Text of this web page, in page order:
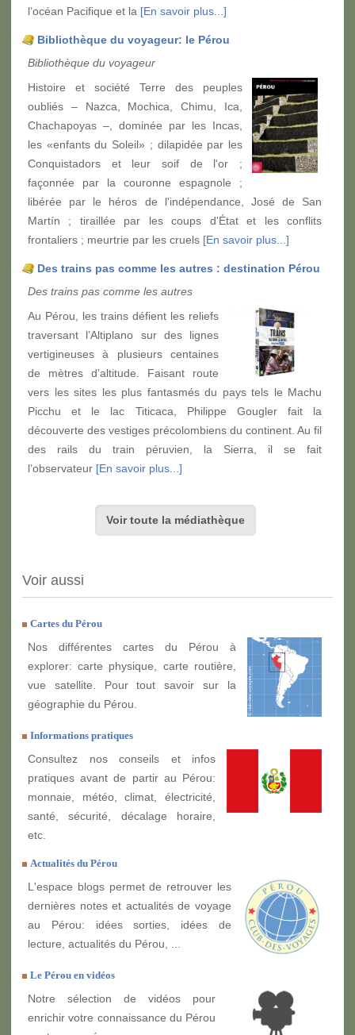
l’océan Pacifique et la [En savoir plus...]
Bibliothèque du voyageur: le Pérou
Bibliothèque du voyageur
Histoire et société Terre des peuples
oubliés – Nazca, Mochica, Chimu, Ica,
Chachapoyas –, dominée par les Incas,
les «enfants du Soleil» ; dilapidée par les
Conquistadors et leur soif de l'or ;
façonnée par la couronne espagnole ;
libérée par le héros de l'indépendance, José de San
Martín ; tiraillée par les coups d'État et les conflits
frontaliers ; meurtrie par les cruels [En savoir plus...]
Des trains pas comme les autres : destination Pérou
Des trains pas comme les autres
Au Pérou, les trains défient les reliefs
traversant l’Altiplano sur des lignes
vertigineuses à plusieurs centaines
de mètres d’altitude. Faisant route
vers les sites les plus fantasmés du pays tels le Machu
Picchu et le lac Titicaca, Philippe Gougler fait la
découverte des vestiges précolombiens du continent. Au fil
des rails du train péruvien, la Sierra, il se fait
l’observateur [En savoir plus...]
Voir toute la médiathèque
Voir aussi
Cartes du Pérou
Nos différentes cartes du Pérou à
explorer: carte physique, carte routière,
vue satellite. Pour tout savoir sur la
géographie du Pérou.
Informations pratiques
Consultez nos conseils et infos
pratiques avant de partir au Pérou:
monnaie, météo, climat, électricité,
santé, sécurité, décalage horaire,
etc.
Actualités du Pérou
L'espace blogs permet de retrouver les
dernières notes et actualités de voyage
au Pérou: idées sorties, idées de
lecture, actualités du Pérou, ...
Le Pérou en vidéos
Notre sélection de vidéos pour
enrichir votre connaissance du Pérou